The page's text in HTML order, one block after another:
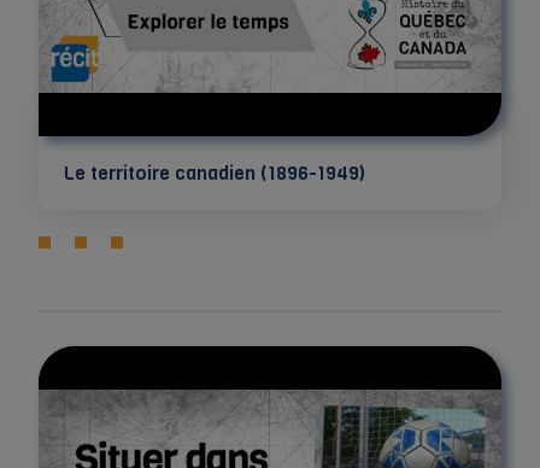
Le territoire canadien (1896-1949)